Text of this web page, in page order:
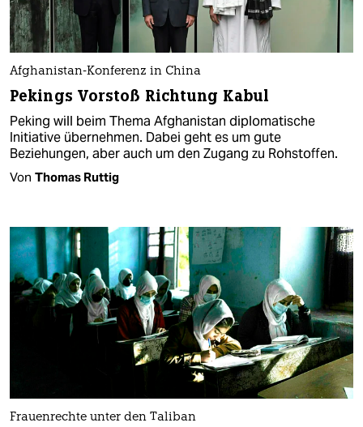
Afghanistan-Konferenz in China
Pekings Vorstoß Richtung Kabul
Peking will beim Thema Afghanistan diplomatische
Initiative übernehmen. Dabei geht es um gute
Beziehungen, aber auch um den Zugang zu Rohstoffen.
Von Thomas Ruttig
Frauenrechte unter den Taliban